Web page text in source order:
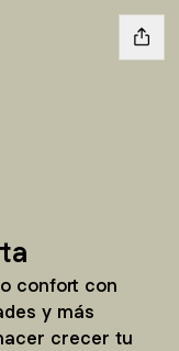
confort con
y más
crecer tu